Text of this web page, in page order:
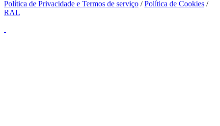
Política de Privacidade e Termos de serviço /Política de Cookies /
RAL